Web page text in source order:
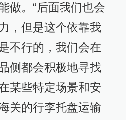
做。“后面我们也会
，但是这个依靠我
不行的，我们会在
侧都会积极地寻找
某些特定场景和安
关的行李托盘运输